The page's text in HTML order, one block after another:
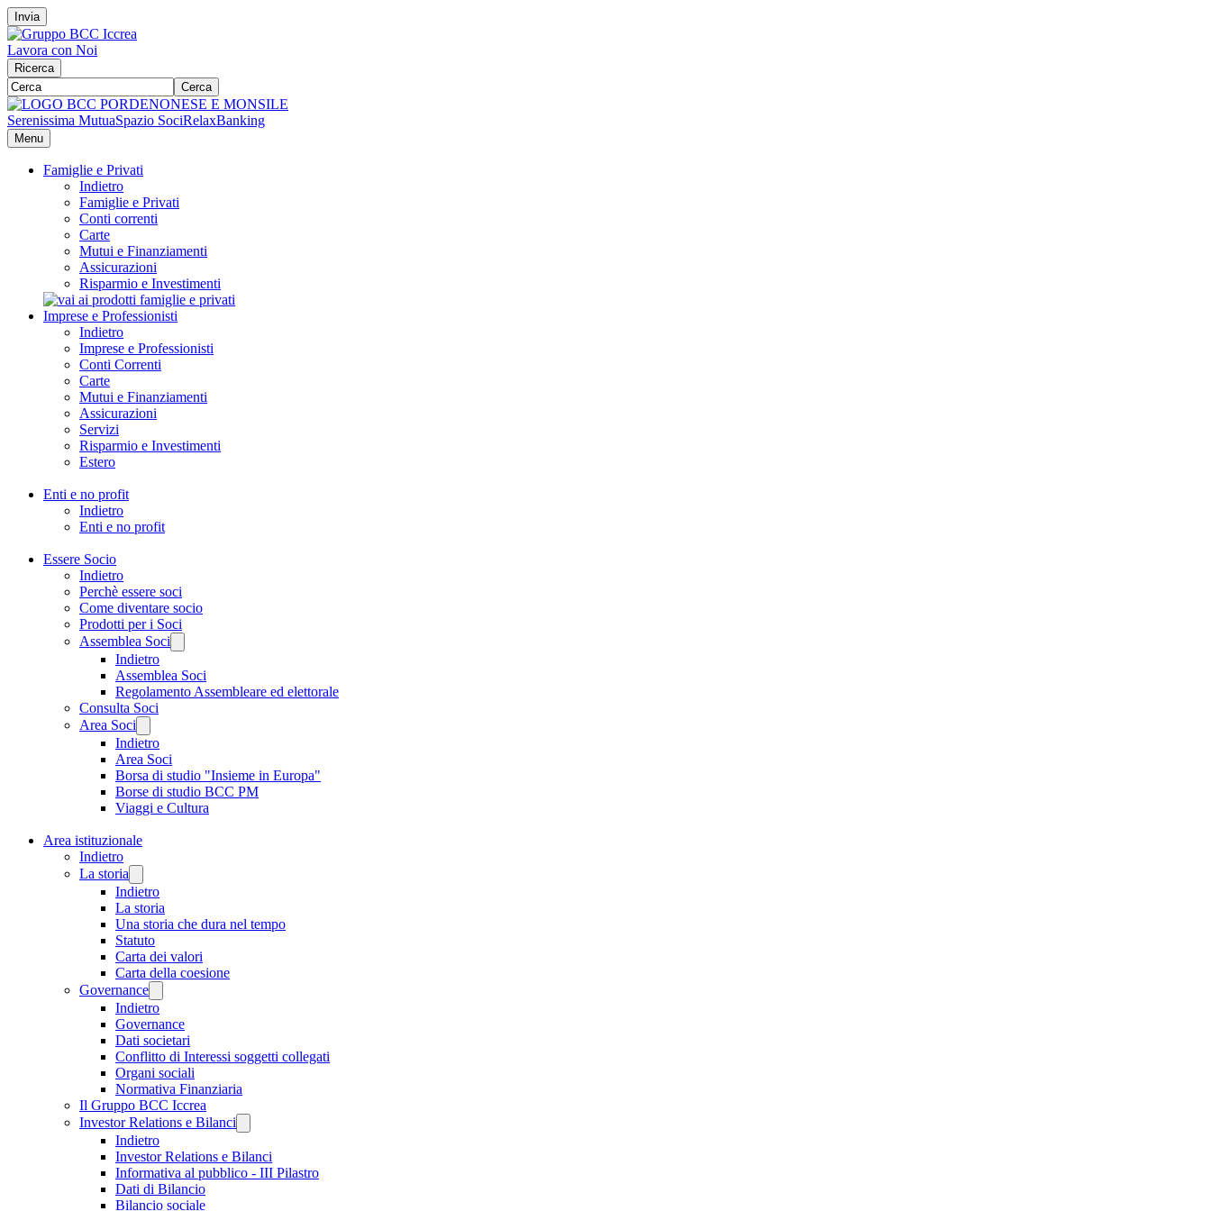
Invia
Lavora con Noi
Ricerca
Cerca
Serenissima MutuaSpazio SociRelaxBanking
Menu
Famiglie e Privati
Indietro
Famiglie e Privati
Conti correnti
Carte
Mutui e Finanziamenti
Assicurazioni
Risparmio e Investimenti
Imprese e Professionisti
Indietro
Imprese e Professionisti
Conti Correnti
Carte
Mutui e Finanziamenti
Assicurazioni
Servizi
Risparmio e Investimenti
Estero
Enti e no profit
Indietro
Enti e no profit
Essere Socio
Indietro
Perchè essere soci
Come diventare socio
Prodotti per i Soci
Assemblea Soci
Indietro
Assemblea Soci
Regolamento Assembleare ed elettorale
Consulta Soci
Area Soci
Indietro
Area Soci
Borsa di studio "Insieme in Europa"
Borse di studio BCC PM
Viaggi e Cultura
Area istituzionale
Indietro
La storia
Indietro
La storia
Una storia che dura nel tempo
Statuto
Carta dei valori
Carta della coesione
Governance
Indietro
Governance
Dati societari
Conflitto di Interessi soggetti collegati
Organi sociali
Normativa Finanziaria
Il Gruppo BCC Iccrea
Investor Relations e Bilanci
Indietro
Investor Relations e Bilanci
Informativa al pubblico - III Pilastro
Dati di Bilancio
Bilancio sociale